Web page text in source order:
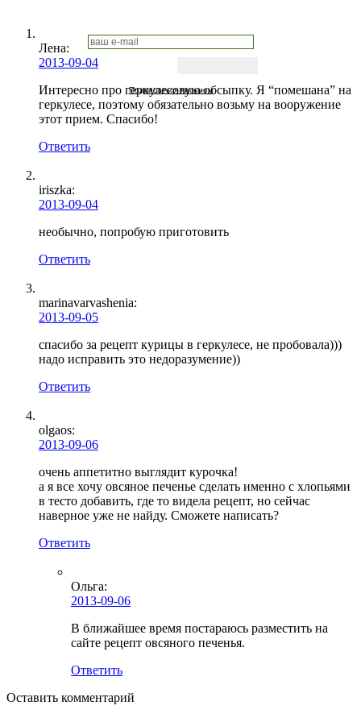
Подписаться письмом
Лена:
2013-09-04
Интересно про геркулесовую обсыпку. Я “помешана” на
геркулесе, поэтому обязательно возьму на вооружение
этот прием. Спасибо!
Ответить
iriszka:
2013-09-04
необычно, попробую приготовить
Ответить
marinavarvashenia:
2013-09-05
спасибо за рецепт курицы в геркулесе, не пробовала)))
надо исправить это недоразумение))
Ответить
olgaos:
2013-09-06
очень аппетитно выглядит курочка!
а я все хочу овсяное печенье сделать именно с хлопьями
в тесто добавить, где то видела рецепт, но сейчас
наверное уже не найду. Сможете написать?
Ответить
Ольга:
2013-09-06
В ближайшее время постараюсь разместить на
сайте рецепт овсяного печенья.
Ответить
Оставить комментарий